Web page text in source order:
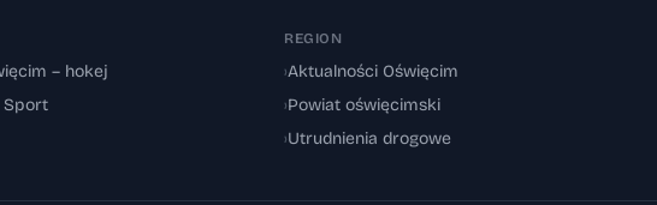
– hokej
Sport
REGION
›Aktualności Oświęcim
›Powiat oświęcimski
›Utrudnienia drogowe